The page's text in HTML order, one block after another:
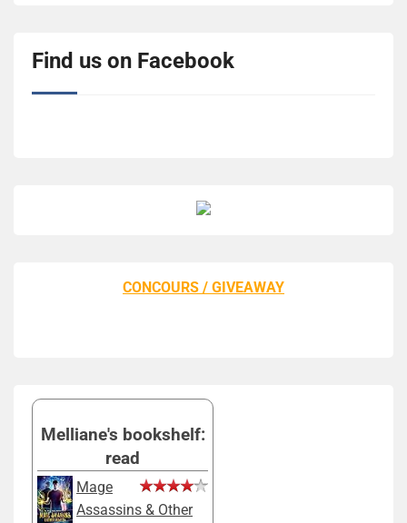
Find us on Facebook
CONCOURS / GIVEAWAY
Melliane's bookshelf:
read
Mage
Assassins & Other